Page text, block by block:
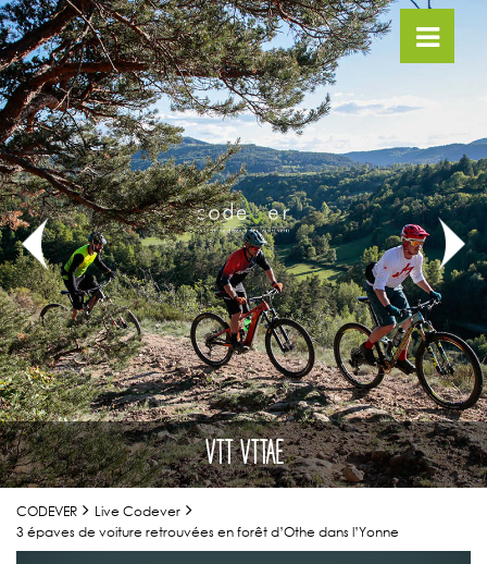
VTT VTTAE
CODEVER
Live Codever
3 épaves de voiture retrouvées en forêt d’Othe dans l’Yonne